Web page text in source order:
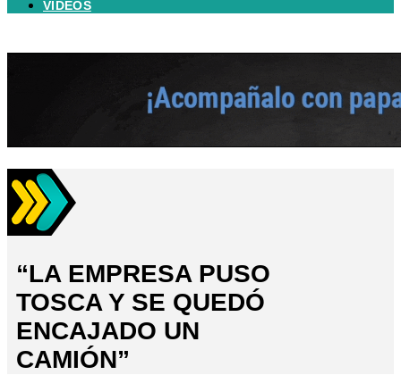
VIDEOS
“LA EMPRESA PUSO
TOSCA Y SE QUEDÓ
ENCAJADO UN
CAMIÓN”